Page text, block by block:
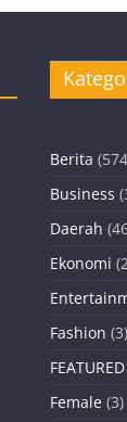
Berita
Business
Daerah
Ekonomi
Fashion (3)
FEATURED
Female (3)